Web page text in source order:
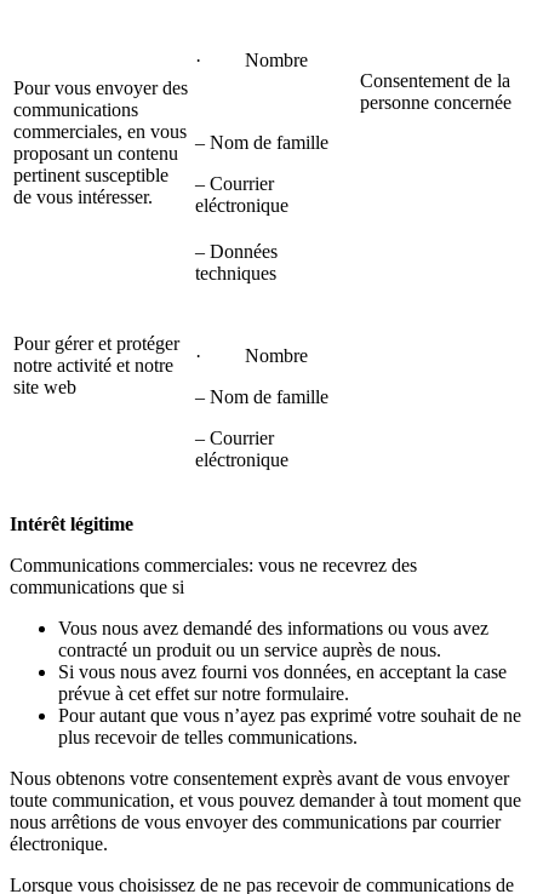
Pour vous envoyer des
communications
commerciales, en vous
proposant un contenu
pertinent susceptible
de vous intéresser.
· Nombre
– Nom de famille
– Courrier
eléctronique
Consentement de la
personne concernée
Pour gérer et protéger
notre activité et notre
site web
– Données
techniques
· Nombre
– Nom de famille
– Courrier
eléctronique
Intérêt légitime
Communications commerciales: vous ne recevrez des
communications que si
Vous nous avez demandé des informations ou vous avez
contracté un produit ou un service auprès de nous.
Si vous nous avez fourni vos données, en acceptant la case
prévue à cet effet sur notre formulaire.
Pour autant que vous n’ayez pas exprimé votre souhait de ne
plus recevoir de telles communications.
Nous obtenons votre consentement exprès avant de vous envoyer
toute communication, et vous pouvez demander à tout moment que
nous arrêtions de vous envoyer des communications par courrier
électronique.
Lorsque vous choisissez de ne pas recevoir de communications de